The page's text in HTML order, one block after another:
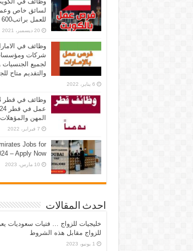
لسائق خاص
للعمل براتب600 دينار
20 ديسمبر، 2021
شركات ومؤسسات
لجميع الجنسيات
والتقديم متاح
6 يناير، 2022
المهن والمؤهلات
7 فبراير، 2022
Jobs for
– Apply Now
10 مارس، 2023
احدث المقالات
خليجيات للزواج … فتيات سعوديات
للزواج مقابل هذه الشروط
1 يونيو، 2023